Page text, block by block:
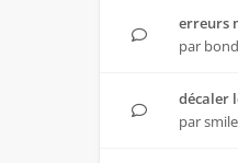
erreurs
par
décaler
par